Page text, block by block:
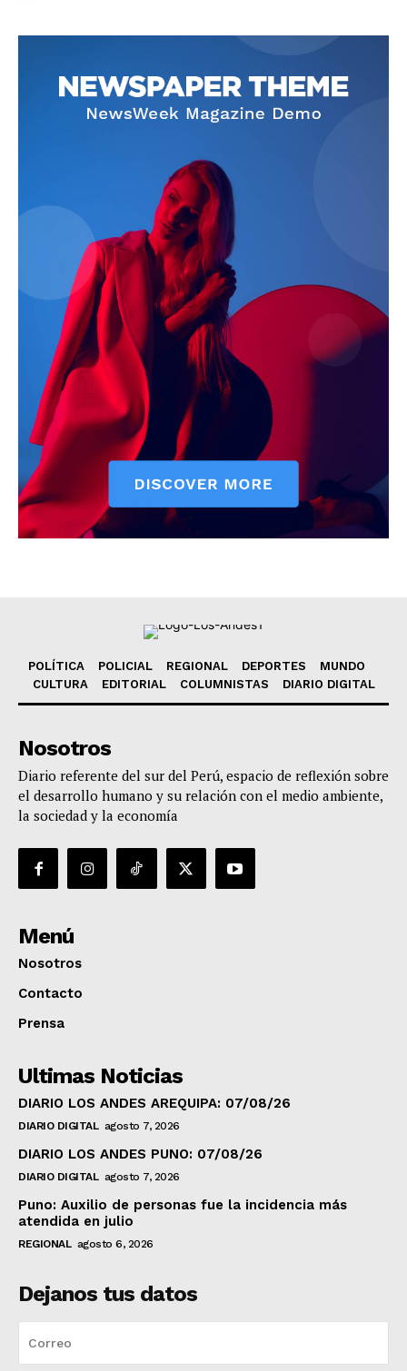
POLÍTICA POLICIAL REGIONAL DEPORTES
MUNDO
CULTURA
EDITORIAL COLUMNISTAS DIARIO DIGITAL
Nosotros
Diario referente del sur del Perú, espacio de reflexión sobre
el desarrollo humano y su relación con el medio ambiente,
la sociedad y la economía
Menú
Nosotros
Contacto
Prensa
Ultimas Noticias
DIARIO LOS ANDES AREQUIPA: 07/08/26
DIARIO DIGITAL agosto 7, 2026
DIARIO LOS ANDES PUNO: 07/08/26
DIARIO DIGITAL agosto 7, 2026
Puno: Auxilio de personas fue la incidencia más
atendida en julio
REGIONAL agosto 6, 2026
Dejanos tus datos